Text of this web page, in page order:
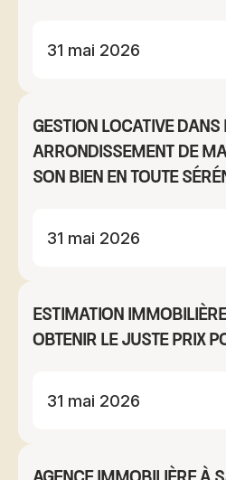
31 mai 2026
Gestion locative dans
arrondissement de
son bien en toute
31 mai 2026
Estimation
obtenir le juste prix
31 mai 2026